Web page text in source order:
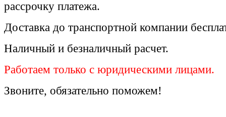
рассрочку платежа.
Доставка до транспортной компании
Наличный и безналичный расчет.
Работаем только с юридическими лицами.
Звоните, обязательно поможем!